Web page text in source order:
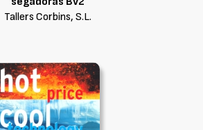
Tallers Corbins, S.L.